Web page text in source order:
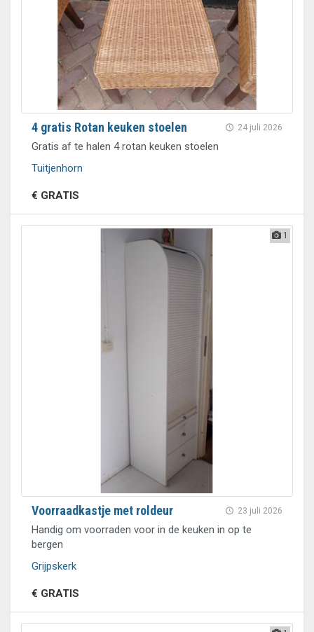
24 juli 2026
4 gratis Rotan keuken stoelen
Gratis af te halen 4 rotan keuken stoelen
Tuitjenhorn
€ GRATIS
1
23 juli 2026
Voorraadkastje met roldeur
Handig om voorraden voor in de keuken in op te
bergen
Grijpskerk
€ GRATIS